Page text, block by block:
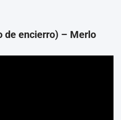
de encierro) – Merlo